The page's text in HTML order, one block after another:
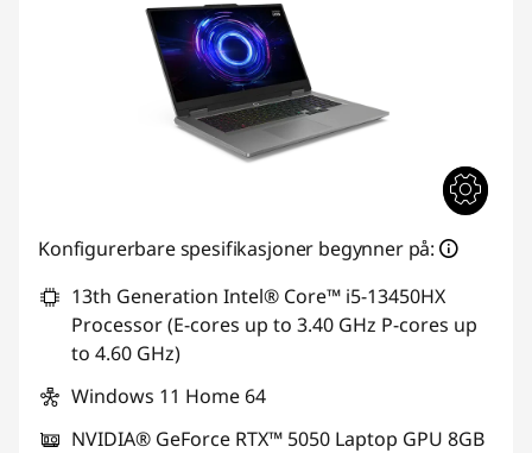
Konfigurerbare spesifikasjoner begynner på:
13th Generation Intel® Core™ i5-13450HX
Processor (E-cores up to 3.40 GHz P-cores up
to 4.60 GHz)
Windows 11 Home 64
NVIDIA® GeForce RTX™ 5050 Laptop GPU 8GB